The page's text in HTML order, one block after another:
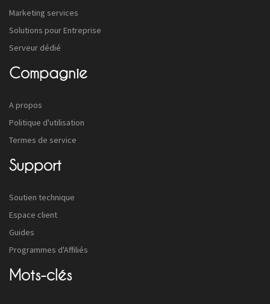
Marketing services
Solutions pour Entreprise
Serveur dédié
Compagnie
A propos
Politique d'utilisation
Termes de service
Support
Soutien technique
Espace client
Guides
Programmes d'Affiliés
Mots-clés